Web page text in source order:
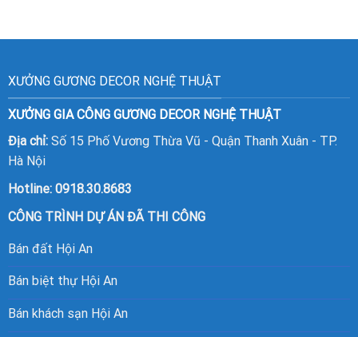
XƯỞNG GƯƠNG DECOR NGHỆ THUẬT
XƯỞNG GIA CÔNG GƯƠNG DECOR NGHỆ THUẬT
Địa chỉ:Số 15 Phố Vương Thừa Vũ - Quận Thanh Xuân - TP.
Hà Nội
Hotline: 0918.30.8683
CÔNG TRÌNH DỰ ÁN ĐÃ THI CÔNG
Bán đất Hội An
Bán biệt thự Hội An
Bán khách sạn Hội An